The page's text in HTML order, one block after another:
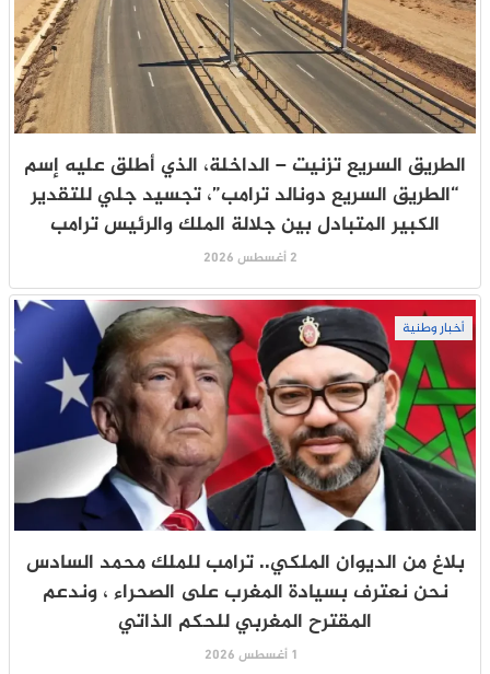
الطريق السريع تزنيت – الداخلة، الذي أطلق عليه إسم
“الطريق السريع دونالد ترامب”، تجسيد جلي للتقدير
الكبير المتبادل بين جلالة الملك والرئيس ترامب
2 أغسطس 2026
أخبار وطنية
بلاغ من الديوان الملكي.. ترامب للملك محمد السادس
نحن نعترف بسيادة المغرب على الصحراء ، وندعم
المقترح المغربي للحكم الذاتي
1 أغسطس 2026